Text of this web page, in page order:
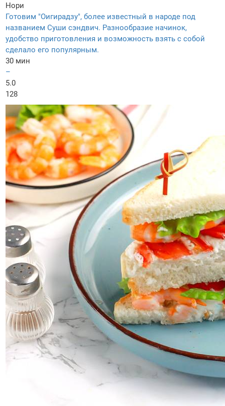
Нори
Готовим "Оигирадзу", более известный в народе под
названием Суши сэндвич. Разнообразие начинок,
удобство приготовления и возможность взять с собой
сделало его популярным.
30 мин
–
5.0
128